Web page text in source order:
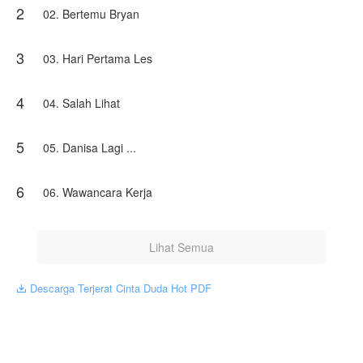
Karya ini diterbitkan atas izin NovelToon ummi asya, isi
konten hanyalah pandangan pribadi pembuatnya, tidak
2 02. Bertemu Bryan
3 03. Hari Pertama Les
4 04. Salah Lihat
5 05. Danisa Lagi ...
6 06. Wawancara Kerja
Lihat Semua
 Descarga Terjerat Cinta Duda Hot PDF